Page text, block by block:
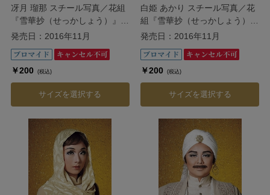
冴月 瑠那 スチール写真／花組
『雪華抄（せっかしょう）』
『金色（こんじき）の砂漠』
発売日：2016年11月
￥200 (税込)
サイズを選択する
白姫 あかり スチール写真／花
組『雪華抄（せっかしょう）』
『金色（こんじき）の砂漠』
発売日：2016年11月
￥200 (税込)
サイズを選択する